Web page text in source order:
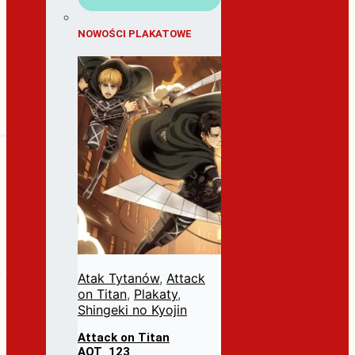
NOWOŚCI PLAKATOWE
Atak Tytanów, Attack
on Titan, Plakaty,
Shingeki no Kyojin
Attack on Titan
AOT_123